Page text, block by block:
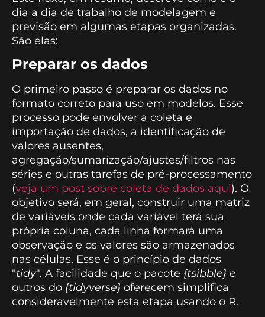
dia a dia de trabalho de modelagem e
previsão em algumas etapas organizadas.
São elas:
Preparar os dados
O primeiro passo é preparar os dados no
formato correto para uso em modelos. Esse
processo pode envolver a coleta e
importação de dados, a identificação de
valores ausentes,
agregação/sumarização/ajustes/filtros nas
séries e outras tarefas de pré-processamento
(veja um post sobre coleta de dados aqui). O
objetivo será, em geral, construir uma matriz
de variáveis onde cada variável terá sua
própria coluna, cada linha formará uma
observação e os valores são armazenados
nas células. Esse é o princípio de dados
"tidy". A facilidade que o pacote {tsibble} e
outros do {tidyverse} oferecem simplifica
consideravelmente esta etapa usando o R.